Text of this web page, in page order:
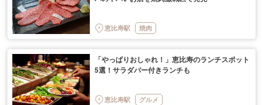
恵比寿駅 焼肉
「やっぱりおしゃれ！」恵比寿のランチスポット
5選！サラダバー付きランチも
恵比寿駅 グルメ